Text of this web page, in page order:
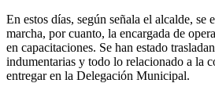
En estos días, según señala el alcalde, se
marcha, por cuanto, la encargada de
en capacitaciones. Se han estado
indumentarias y todo lo relacionado a la
entregar en la Delegación Municipal.